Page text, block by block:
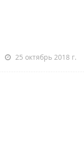
25 октябрь 2018 г.